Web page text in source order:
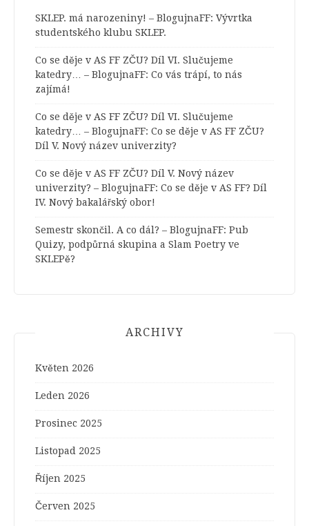
SKLEP. má narozeniny! – BlogujnaFF: Vývrtka
studentského klubu SKLEP.
Co se děje v AS FF ZČU? Díl VI. Slučujeme
katedry… – BlogujnaFF: Co vás trápí, to nás
zajímá!
Co se děje v AS FF ZČU? Díl VI. Slučujeme
katedry… – BlogujnaFF: Co se děje v AS FF ZČU?
Díl V. Nový název univerzity?
Co se děje v AS FF ZČU? Díl V. Nový název
univerzity? – BlogujnaFF: Co se děje v AS FF? Díl
IV. Nový bakalářský obor!
Semestr skončil. A co dál? – BlogujnaFF: Pub
Quizy, podpůrná skupina a Slam Poetry ve
SKLEPě?
ARCHIVY
Květen 2026
Leden 2026
Prosinec 2025
Listopad 2025
Říjen 2025
Červen 2025